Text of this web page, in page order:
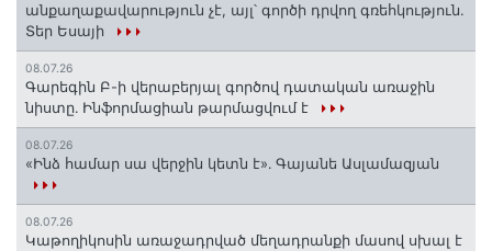
անքաղաքավարություն չէ, այլ՝ գործի դրվող գռեհկություն.
Տեր Եսայի
08.07.26
Գարեգին Բ-ի վերաբերյալ գործով դատական առաջին
նիստը․ Ինֆորմացիան թարմացվում է
08.07.26
«Ինձ համար սա վերջին կետն է»․ Գայանե Ասլամազյան
08.07.26
Կաթողիկոսին առաջադրված մեղադրանքի մասով սխալ է